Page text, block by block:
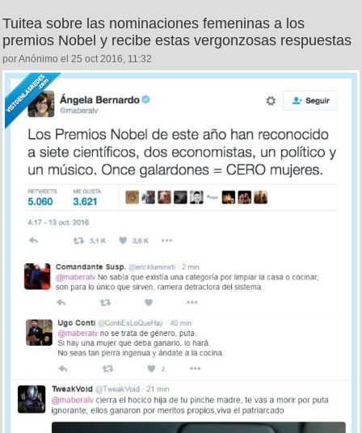
Tuitea sobre las nominaciones femeninas a los
premios Nobel y recibe estas vergonzosas respuestas
por Anónimo el 25 oct 2016, 11:32